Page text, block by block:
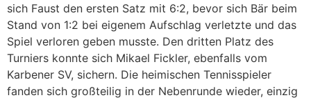
sich Faust den ersten Satz mit 6:2, bevor sich Bär beim
Stand von 1:2 bei eigenem Aufschlag verletzte und das
Spiel verloren geben musste. Den dritten Platz des
Turniers konnte sich Mikael Fickler, ebenfalls vom
Karbener SV, sichern. Die heimischen Tennisspieler
fanden sich großteilig in der Nebenrunde wieder, einzig